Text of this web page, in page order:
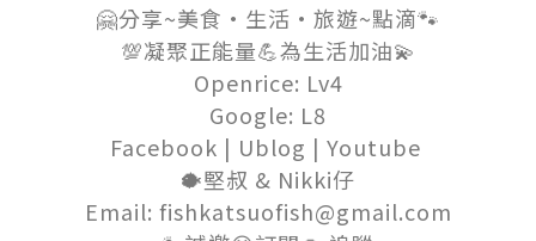
🤗分享~美食•生活•旅遊~點滴🐾
💯凝聚正能量💪為生活加油💫
Openrice: Lv4
Google: L8
Facebook | Ublog | Youtube
🐡堅叔 & Nikki仔
Email: fishkatsuofish@gmail.com